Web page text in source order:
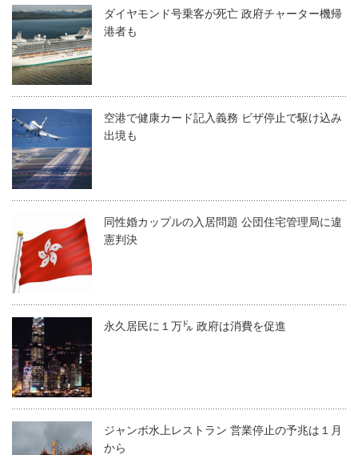
ダイヤモンド号乗客が死亡 政府チャーター機帰
港者も
空港で健康カード記入義務 ビザ停止で駆け込み
出境も
同性婚カップルの入居問題 公団住宅管理局に違
憲判決
永久居民に１万㌦ 政府は消費を促進
ジャンボ水上レストラン 営業停止の予兆は１月
から